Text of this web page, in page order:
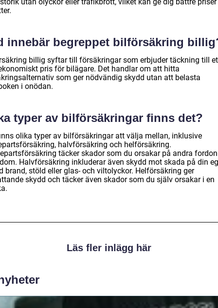
innebär begreppet bilförsäkring
billig syftar till försäkringar som erbjuder täckning till
pris för bilägare. Det handlar om att hitta
som ger nödvändig skydd utan att belasta
i onödan.
typer av bilförsäkringar finns det?
olika typer av bilförsäkringar att välja mellan, inklusive
halvförsäkring och helförsäkring.
täcker skador som du orsakar på andra
Halvförsäkring inkluderar även skydd mot skada på din
brand, stöld eller glas- och viltolyckor. Helförsäkring ger
skydd och täcker även skador som du själv orsakar i en
Läs fler inlägg här